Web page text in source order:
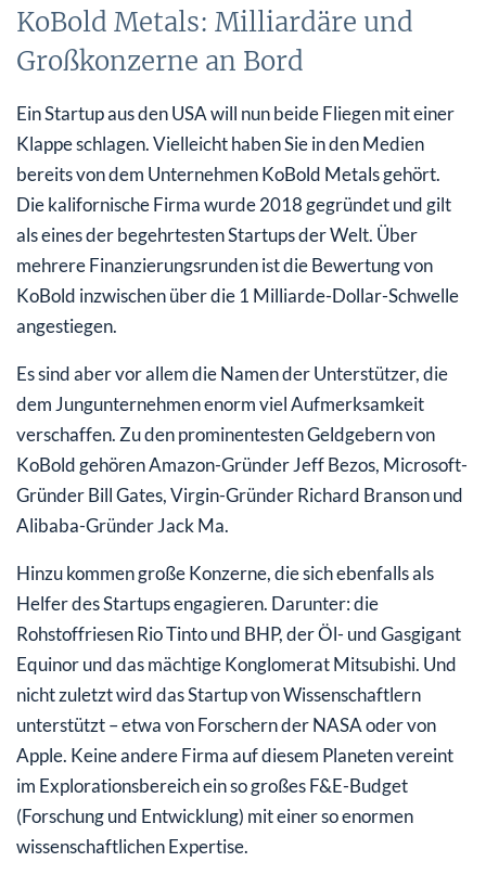
KoBold Metals: Milliardäre und
Großkonzerne an Bord
Ein Startup aus den USA will nun beide Fliegen mit einer
Klappe schlagen. Vielleicht haben Sie in den Medien
bereits von dem Unternehmen KoBold Metals gehört.
Die kalifornische Firma wurde 2018 gegründet und gilt
als eines der begehrtesten Startups der Welt. Über
mehrere Finanzierungsrunden ist die Bewertung von
KoBold inzwischen über die 1 Milliarde-Dollar-Schwelle
angestiegen.
Es sind aber vor allem die Namen der Unterstützer, die
dem Jungunternehmen enorm viel Aufmerksamkeit
verschaffen. Zu den prominentesten Geldgebern von
KoBold gehören Amazon-Gründer Jeff Bezos, Microsoft-
Gründer Bill Gates, Virgin-Gründer Richard Branson und
Alibaba-Gründer Jack Ma.
Hinzu kommen große Konzerne, die sich ebenfalls als
Helfer des Startups engagieren. Darunter: die
Rohstoffriesen Rio Tinto und BHP, der Öl- und Gasgigant
Equinor und das mächtige Konglomerat Mitsubishi. Und
nicht zuletzt wird das Startup von Wissenschaftlern
unterstützt – etwa von Forschern der NASA oder von
Apple. Keine andere Firma auf diesem Planeten vereint
im Explorationsbereich ein so großes F&E-Budget
(Forschung und Entwicklung) mit einer so enormen
wissenschaftlichen Expertise.